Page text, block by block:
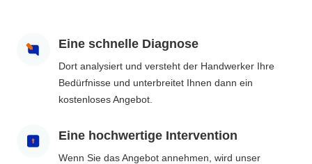
Eine schnelle Diagnose
Dort analysiert und versteht der Handwerker Ihre
Bedürfnisse und unterbreitet Ihnen dann ein
kostenloses Angebot.
Eine hochwertige Intervention
Wenn Sie das Angebot annehmen, wird unser